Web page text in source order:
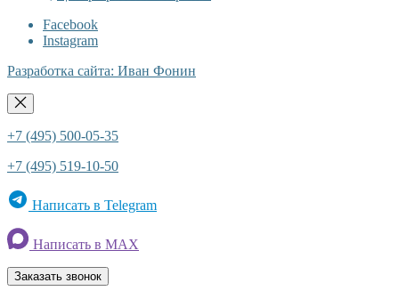
Facebook
Instagram
Разработка сайта: Иван Фонин
+7 (495) 500-05-35
+7 (495) 519-10-50
Написать в Telegram
Написать в MAX
Заказать звонок